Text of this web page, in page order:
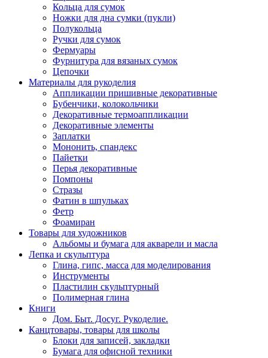
Кольца для сумок
Ножки для дна сумки (пукли)
Полукольца
Ручки для сумок
Фермуары
Фурнитура для вязаных сумок
Цепочки
Материалы для рукоделия
Аппликации пришивные декоративные
Бубенчики, колокольчики
Декоративные термоаппликации
Декоративные элементы
Заплатки
Мононить, спандекс
Пайетки
Перья декоративные
Помпоны
Стразы
Фатин в шпульках
Фетр
Фоамиран
Товары для художников
Альбомы и бумага для акварели и масла
Лепка и скульптура
Глина, гипс, масса для моделирования
Инструменты
Пластилин скульптурный
Полимерная глина
Книги
Дом. Быт. Досуг. Рукоделие.
Канцтовары, товары для школы
Блоки для записей, закладки
Бумага для офисной техники